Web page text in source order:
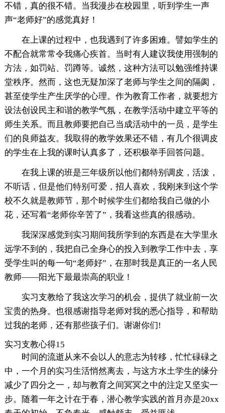
不错，真的很不错。当我漫步在校园里，听到学生一声
声“老师好”的感觉真好！
在上课的过程中，也我遇到了许多困难。譬如学生的
不配合就常常令我痛心疾首。当时有人建议我使用强制的
方法，如罚站、罚蹲等。诚然，这种方法可以勉强维持课
堂秩序。然而，这也无疑加深了老师与学生之间的隔阂，
甚至使学生产生厌学的心理。作为教育工作者，就要想方
设法创设民主和谐的教学气氛，在教学活动中建立平等的
师生关系。而且教师要把自己当成活动中的一员，是学生
们的良师益友。我取得的教学效果还不错，有几个很调皮
的学生在上我的课时认真多了，还积极举手回答问题。
在我上课的班是三年级所以他们都特别调皮，活泼，
不听话，但是他们特别可爱，招人喜欢，我刚来到这个学
校不久就是教师节，那个时候学生们都给我自己做的小
花，还写着“老师你辛苦了”，我看这些真的很感动。
我深深感觉到实习期间我所学到的东西是在大学里永
远学不到的，我把自己全身心的投入到教学工作中去，享
受学生叫的每一句“老师好”，在那时我是真正的一名人民
教师——阳光下最最崇高的职业！
实习支教给了我这次学习的机会，提供了就业前一次
宝贵的热身。也很感谢指导老师对我的悉心指导，和帮助
过我的老师，还有那些孩子们。谢谢你们!
实习支教心得15
时间的流逝从来不会以人的意志为转移，忙忙碌碌之
中，一个月的实习生活悄然离去，与这方水土学生的缘分
减少了四分之一，却与教育之间冥冥之中的注定又坚实一
步。随着一年之计在于春，潜心教学实践的首月亦是20xx